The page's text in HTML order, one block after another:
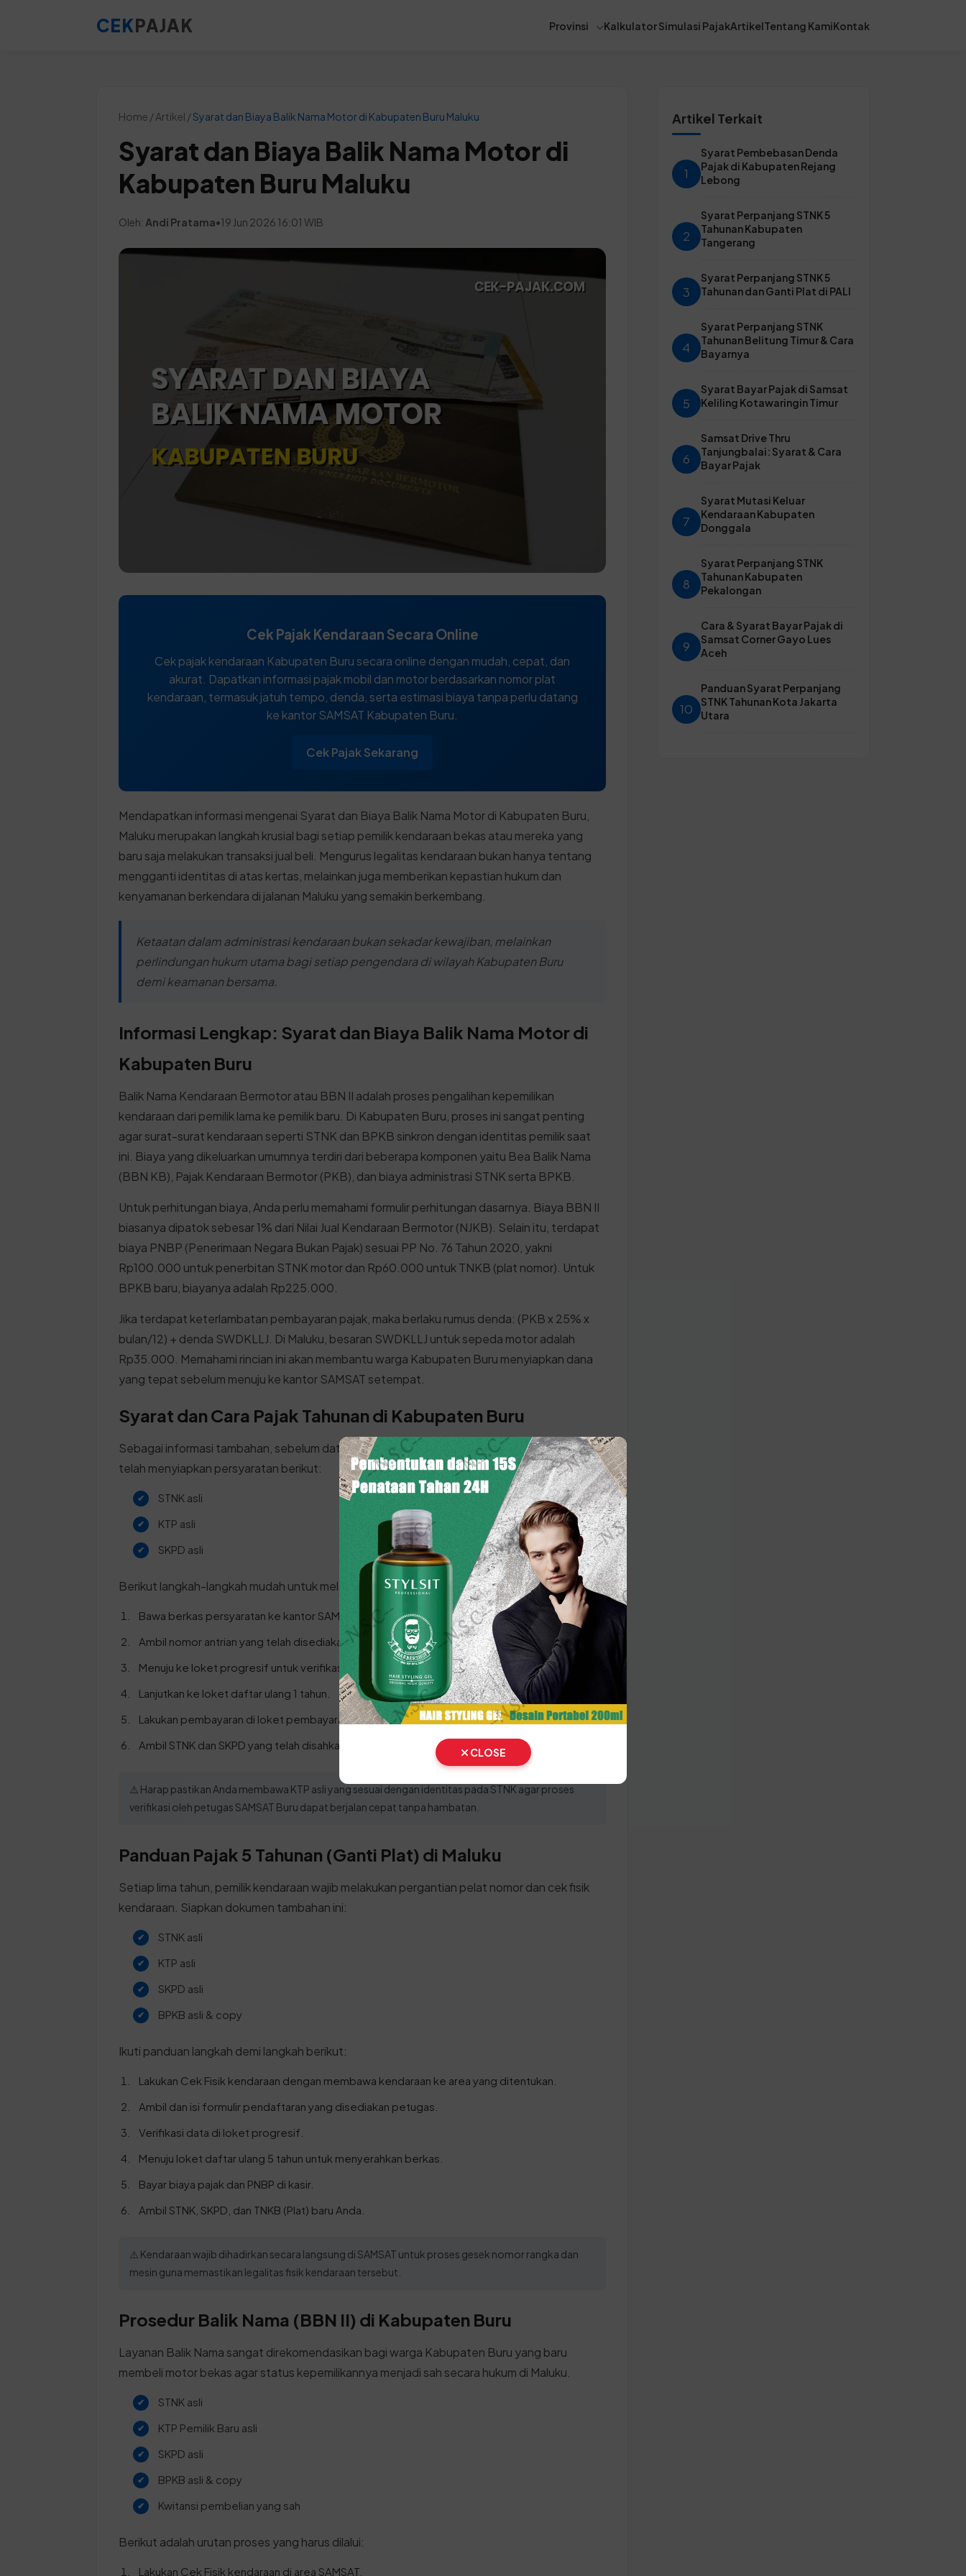
CEKPAJAK Provinsi Kalkulator Simulasi PajakArtikelTentang KamiKontak
Home / Artikel /Syarat dan Biaya Balik Nama Motor di Kabupaten Buru Maluku
Syarat dan Biaya Balik Nama Motor di
Kabupaten Buru Maluku
Oleh: Andi Pratama•19 Jun 2026 16:01 WIB
Cek Pajak Kendaraan Secara Online
Cek pajak kendaraan Kabupaten Buru secara online dengan mudah, cepat, dan
akurat. Dapatkan informasi pajak mobil dan motor berdasarkan nomor plat
kendaraan, termasuk jatuh tempo, denda, serta estimasi biaya tanpa perlu datang
ke kantor SAMSAT Kabupaten Buru.
Cek Pajak Sekarang
Mendapatkan informasi mengenai Syarat dan Biaya Balik Nama Motor di Kabupaten Buru,
Maluku merupakan langkah krusial bagi setiap pemilik kendaraan bekas atau mereka yang
baru saja melakukan transaksi jual beli. Mengurus legalitas kendaraan bukan hanya tentang
mengganti identitas di atas kertas, melainkan juga memberikan kepastian hukum dan
kenyamanan berkendara di jalanan Maluku yang semakin berkembang.
Ketaatan dalam administrasi kendaraan bukan sekadar kewajiban, melainkan
perlindungan hukum utama bagi setiap pengendara di wilayah Kabupaten Buru
demi keamanan bersama.
Informasi Lengkap: Syarat dan Biaya Balik Nama Motor di
Kabupaten Buru
Balik Nama Kendaraan Bermotor atau BBN II adalah proses pengalihan kepemilikan
kendaraan dari pemilik lama ke pemilik baru. Di Kabupaten Buru, proses ini sangat penting
agar surat-surat kendaraan seperti STNK dan BPKB sinkron dengan identitas pemilik saat
ini. Biaya yang dikeluarkan umumnya terdiri dari beberapa komponen yaitu Bea Balik Nama
(BBN KB), Pajak Kendaraan Bermotor (PKB), dan biaya administrasi STNK serta BPKB.
Untuk perhitungan biaya, Anda perlu memahami formulir perhitungan dasarnya. Biaya BBN II
biasanya dipatok sebesar 1% dari Nilai Jual Kendaraan Bermotor (NJKB). Selain itu, terdapat
biaya PNBP (Penerimaan Negara Bukan Pajak) sesuai PP No. 76 Tahun 2020, yakni
Rp100.000 untuk penerbitan STNK motor dan Rp60.000 untuk TNKB (plat nomor). Untuk
BPKB baru, biayanya adalah Rp225.000.
Jika terdapat keterlambatan pembayaran pajak, maka berlaku rumus denda: (PKB x 25% x
bulan/12) + denda SWDKLLJ. Di Maluku, besaran SWDKLLJ untuk sepeda motor adalah
Rp35.000. Memahami rincian ini akan membantu warga Kabupaten Buru menyiapkan dana
yang tepat sebelum menuju ke kantor SAMSAT setempat.
Syarat dan Cara Pajak Tahunan di Kabupaten Buru
Sebagai informasi tambahan, sebelum datang ke kantor SAMSAT Maluku, pastikan Anda
telah menyiapkan persyaratan berikut:
STNK asli
KTP asli
SKPD asli
Berikut langkah-langkah mudah untuk melakukan prosesnya:
Bawa berkas persyaratan ke kantor SAMSAT.
Ambil nomor antrian yang telah disediakan.
Menuju ke loket progresif untuk verifikasi data.
Lanjutkan ke loket daftar ulang 1 tahun.
Lakukan pembayaran di loket pembayaran sesuai nominal yang tertera.
Ambil STNK dan SKPD yang telah disahkan.
⚠️ Harap pastikan Anda membawa KTP asli yang sesuai dengan identitas pada STNK agar proses
verifikasi oleh petugas SAMSAT Buru dapat berjalan cepat tanpa hambatan.
Panduan Pajak 5 Tahunan (Ganti Plat) di Maluku
Setiap lima tahun, pemilik kendaraan wajib melakukan pergantian pelat nomor dan cek fisik
kendaraan. Siapkan dokumen tambahan ini:
STNK asli
KTP asli
SKPD asli
BPKB asli & copy
Ikuti panduan langkah demi langkah berikut:
Lakukan Cek Fisik kendaraan dengan membawa kendaraan ke area yang ditentukan.
Ambil dan isi formulir pendaftaran yang disediakan petugas.
Verifikasi data di loket progresif.
Menuju loket daftar ulang 5 tahun untuk menyerahkan berkas.
Bayar biaya pajak dan PNBP di kasir.
Ambil STNK, SKPD, dan TNKB (Plat) baru Anda.
⚠️ Kendaraan wajib dihadirkan secara langsung di SAMSAT untuk proses gesek nomor rangka dan
mesin guna memastikan legalitas fisik kendaraan tersebut.
Prosedur Balik Nama (BBN II) di Kabupaten Buru
Layanan Balik Nama sangat direkomendasikan bagi warga Kabupaten Buru yang baru
membeli motor bekas agar status kepemilikannya menjadi sah secara hukum di Maluku.
STNK asli
KTP Pemilik Baru asli
SKPD asli
BPKB asli & copy
Kwitansi pembelian yang sah
Berikut adalah urutan proses yang harus dilalui:
Lakukan Cek Fisik kendaraan di area SAMSAT.
Artikel Terkait
1
Syarat Pembebasan Denda
Pajak di Kabupaten Rejang
Lebong
2
Syarat Perpanjang STNK 5
Tahunan Kabupaten
Tangerang
3
Syarat Perpanjang STNK 5
Tahunan dan Ganti Plat di PALI
4
Syarat Perpanjang STNK
Tahunan Belitung Timur & Cara
Bayarnya
5
Syarat Bayar Pajak di Samsat
Keliling Kotawaringin Timur
6
Samsat Drive Thru
Tanjungbalai: Syarat & Cara
Bayar Pajak
7
Syarat Mutasi Keluar
Kendaraan Kabupaten
Donggala
8
Syarat Perpanjang STNK
Tahunan Kabupaten
Pekalongan
9
Cara & Syarat Bayar Pajak di
Samsat Corner Gayo Lues
Aceh
10
Panduan Syarat Perpanjang
STNK Tahunan Kota Jakarta
Utara
CLOSE